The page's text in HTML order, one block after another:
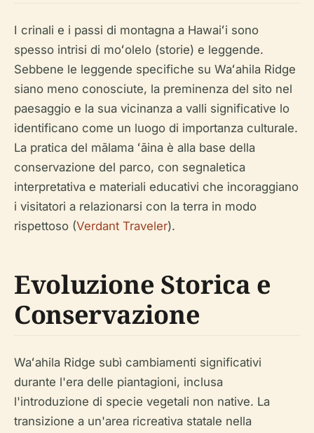
I crinali e i passi di montagna a Hawaiʻi sono
spesso intrisi di moʻolelo (storie) e leggende.
Sebbene le leggende specifiche su Waʻahila Ridge
siano meno conosciute, la preminenza del sito nel
paesaggio e la sua vicinanza a valli significative lo
identificano come un luogo di importanza culturale.
La pratica del mālama ʻāina è alla base della
conservazione del parco, con segnaletica
interpretativa e materiali educativi che incoraggiano
i visitatori a relazionarsi con la terra in modo
rispettoso (Verdant Traveler).
Evoluzione Storica e
Conservazione
Waʻahila Ridge subì cambiamenti significativi
durante l'era delle piantagioni, inclusa
l'introduzione di specie vegetali non native. La
transizione a un'area ricreativa statale nella